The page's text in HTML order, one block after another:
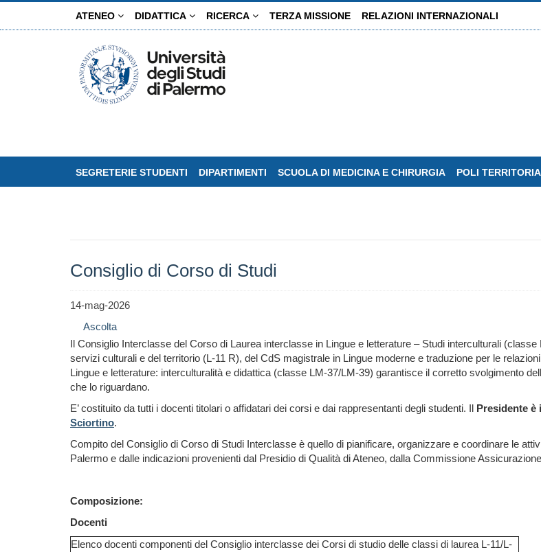
ATENEO DIDATTICA RICERCA TERZA MISSIONE RELAZIONI INTERNAZIONALI
SEGRETERIE STUDENTI DIPARTIMENTI SCUOLA DI MEDICINA E CHIRURGIA POLI
Consiglio di Corso di Studi
14-mag-2026
Ascolta
Il Consiglio Interclasse del Corso di Laurea interclasse in Lingue e letterature – Studi interculturali
servizi culturali e del territorio (L-11 R), del CdS magistrale in Lingue moderne e traduzione per le
Lingue e letterature: interculturalità e didattica (classe LM-37/LM-39) garantisce il corretto svolgimento
che lo riguardano.
E’ costituito da tutti i docenti titolari o affidatari dei corsi e dai rappresentanti degli studenti. Il Presidente è
Sciortino.
Compito del Consiglio di Corso di Studi Interclasse è quello di pianificare, organizzare e coordinare le
Palermo e dalle indicazioni provenienti dal Presidio di Qualità di Ateneo, dalla Commissione
Composizione:
Docenti
Elenco docenti componenti del Consiglio interclasse dei Corsi di studio delle classi di laurea L-11/L-